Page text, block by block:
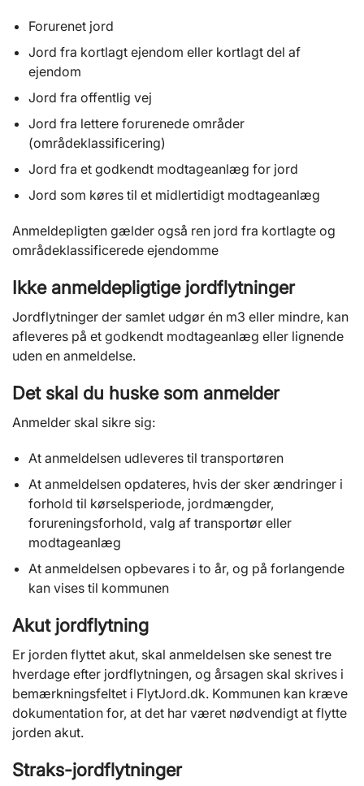
Forurenet jord
Jord fra kortlagt ejendom eller kortlagt del af
ejendom
Jord fra offentlig vej
Jord fra lettere forurenede områder
(områdeklassificering)
Jord fra et godkendt modtageanlæg for jord
Jord som køres til et midlertidigt modtageanlæg
Anmeldepligten gælder også ren jord fra kortlagte og
områdeklassificerede ejendomme
Ikke anmeldepligtige jordflytninger
Jordflytninger der samlet udgør én m3 eller mindre, kan
afleveres på et godkendt modtageanlæg eller lignende
uden en anmeldelse.
Det skal du huske som anmelder
Anmelder skal sikre sig:
At anmeldelsen udleveres til transportøren
At anmeldelsen opdateres, hvis der sker ændringer i
forhold til kørselsperiode, jordmængder,
forureningsforhold, valg af transportør eller
modtageanlæg
At anmeldelsen opbevares i to år, og på forlangende
kan vises til kommunen
Akut jordflytning
Er jorden flyttet akut, skal anmeldelsen ske senest tre
hverdage efter jordflytningen, og årsagen skal skrives i
bemærkningsfeltet i FlytJord.dk. Kommunen kan kræve
dokumentation for, at det har været nødvendigt at flytte
jorden akut.
Straks-jordflytninger